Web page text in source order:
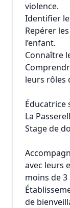
violence.
Identifier
Repérer
l’enfant.
Connaître
leurs rôles
Éducatrice
La
Stage de
avec leurs
moins de 3
de